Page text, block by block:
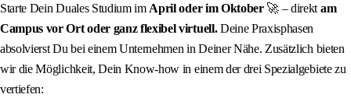
Starte Dein Duales Studium im April oder im Oktober 🚀 – direkt am
Campus vor Ort oder ganz flexibel virtuell.Deine Praxisphasen
absolvierst Du bei einem Unternehmen in Deiner Nähe. Zusätzlich bieten
wir die Möglichkeit, Dein Know-how in einem der drei Spezialgebiete zu
vertiefen: